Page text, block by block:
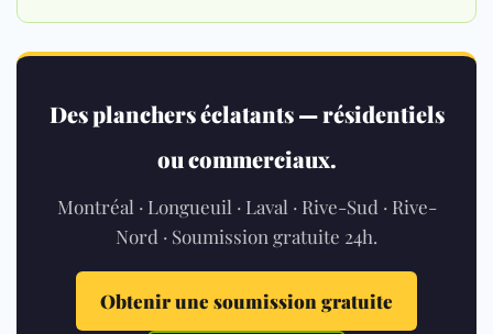
Des planchers éclatants — résidentiels
ou commerciaux.
Montréal · Longueuil · Laval · Rive-Sud · Rive-
Nord · Soumission gratuite 24h.
Obtenir une soumission gratuite